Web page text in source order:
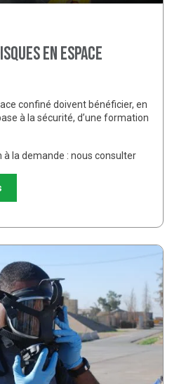
en espace
confiné doivent bénéficier, en
à la sécurité, d’une formation
à la demande : nous consulter